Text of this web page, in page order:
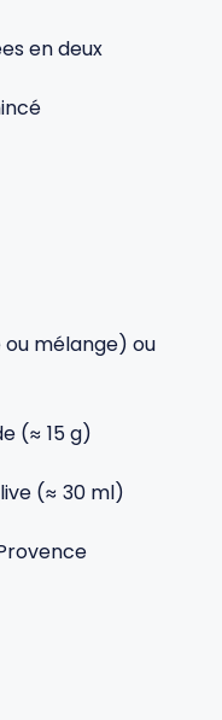
en deux
mélange) ou
(≈ 15 g)
(≈ 30 ml)